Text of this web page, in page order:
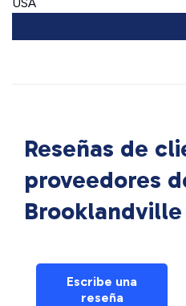
Reseñas de
proveedores
Brooklandville
Escribe una
reseña